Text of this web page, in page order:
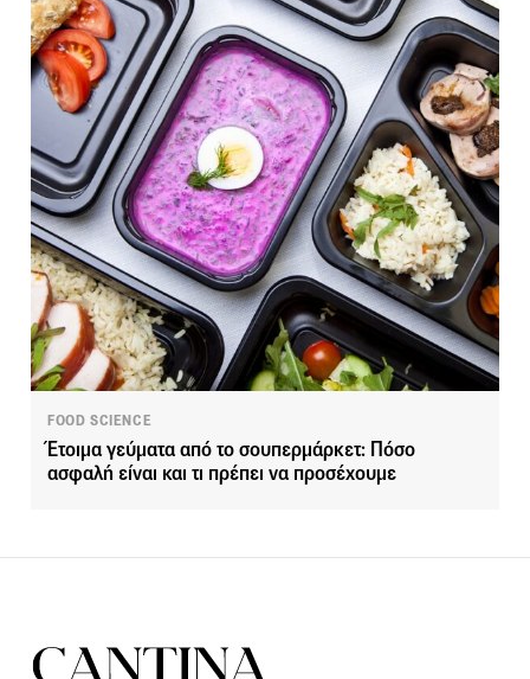
FOOD SCIENCE
Έτοιμα γεύματα από το σουπερμάρκετ: Πόσο
ασφαλή είναι και τι πρέπει να προσέχουμε